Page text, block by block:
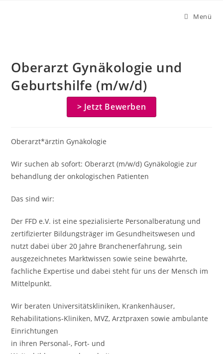
Menü
Oberarzt Gynäkologie und
Geburtshilfe (m/w/d)
> Jetzt Bewerben
Oberarzt*ärztin Gynäkologie
Wir suchen ab sofort: Oberarzt (m/w/d) Gynäkologie zur
behandlung der onkologischen Patienten
Das sind wir:
Der FFD e.V. ist eine spezialisierte Personalberatung und
zertifizierter Bildungsträger im Gesundheitswesen und
nutzt dabei über 20 Jahre Branchenerfahrung, sein
ausgezeichnetes Marktwissen sowie seine bewährte,
fachliche Expertise und dabei steht für uns der Mensch im
Mittelpunkt.
Wir beraten Universitätskliniken, Krankenhäuser,
Rehabilitations-Kliniken, MVZ, Arztpraxen sowie ambulante
Einrichtungen
in ihren Personal-, Fort- und